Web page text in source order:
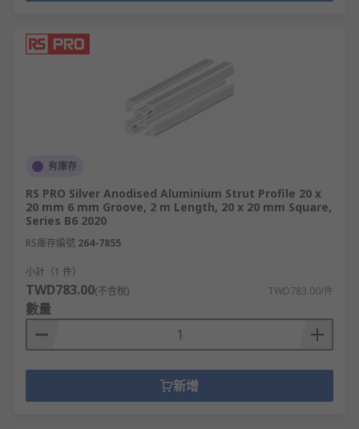
有庫存
RS PRO Silver Anodised Aluminium Strut Profile 20 x
20 mm 6 mm Groove, 2 m Length, 20 x 20 mm Square,
Series B6 2020
RS庫存編號 264-7855
小計（1 件）
TWD783.00(不含稅) TWD783.00/件
數量
新增